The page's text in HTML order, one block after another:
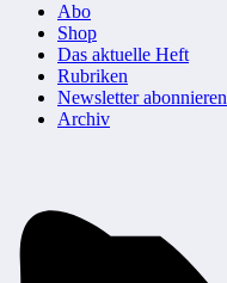
Abo
Shop
Das aktuelle Heft
Rubriken
Newsletter abonnieren
Archiv